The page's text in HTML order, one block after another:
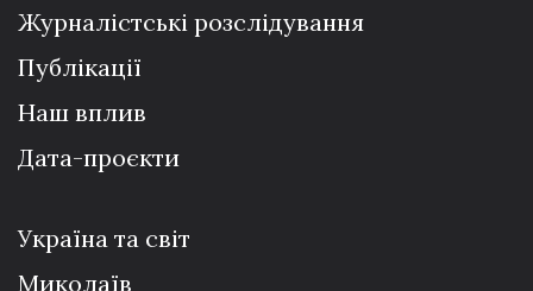
Журналістські розслідування
Публікації
Наш вплив
Дата-проєкти
Україна та світ
Миколаїв